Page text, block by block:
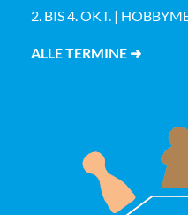
2. BIS 4. OKT. |
ALLE TERMINE ➜